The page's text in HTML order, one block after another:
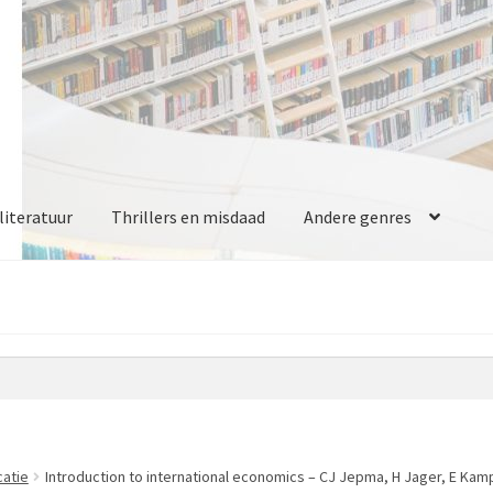
literatuur Thrillers en misdaad Andere genres
Introduction to international economics – CJ Jepma, H Jager, E